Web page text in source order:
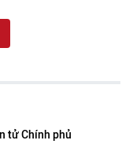
tử Chính phủ